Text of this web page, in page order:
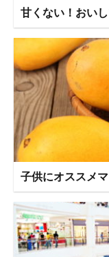
甘くない！おい
子供にオススメ